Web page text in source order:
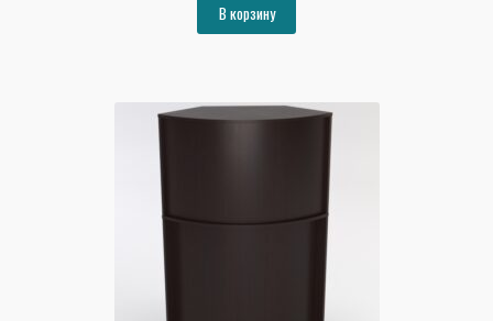
составляла
91949₽.
В корзину